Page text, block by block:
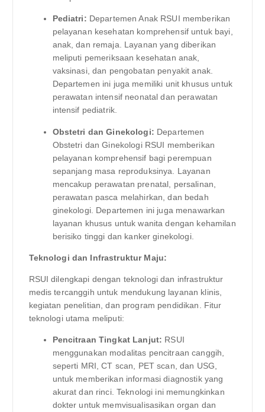
Pediatri: Departemen Anak RSUI memberikan
pelayanan kesehatan komprehensif untuk bayi,
anak, dan remaja. Layanan yang diberikan
meliputi pemeriksaan kesehatan anak,
vaksinasi, dan pengobatan penyakit anak.
Departemen ini juga memiliki unit khusus untuk
perawatan intensif neonatal dan perawatan
intensif pediatrik.
Obstetri dan Ginekologi: Departemen
Obstetri dan Ginekologi RSUI memberikan
pelayanan komprehensif bagi perempuan
sepanjang masa reproduksinya. Layanan
mencakup perawatan prenatal, persalinan,
perawatan pasca melahirkan, dan bedah
ginekologi. Departemen ini juga menawarkan
layanan khusus untuk wanita dengan kehamilan
berisiko tinggi dan kanker ginekologi.
Teknologi dan Infrastruktur Maju:
RSUI dilengkapi dengan teknologi dan infrastruktur
medis tercanggih untuk mendukung layanan klinis,
kegiatan penelitian, dan program pendidikan. Fitur
teknologi utama meliputi:
Pencitraan Tingkat Lanjut: RSUI
menggunakan modalitas pencitraan canggih,
seperti MRI, CT scan, PET scan, dan USG,
untuk memberikan informasi diagnostik yang
akurat dan rinci. Teknologi ini memungkinkan
dokter untuk memvisualisasikan organ dan